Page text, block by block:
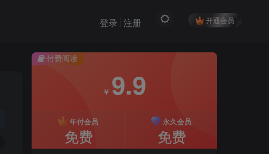
开通会员
登录 注册
付费阅读
￥ 9.9
年付会员
免费
永久会员
免费